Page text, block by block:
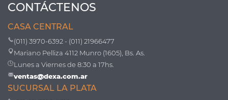
CONTÁCTENOS
CASA CENTRAL
(011) 3970-6392 - (011) 21966477
Mariano Pelliza 4112 Munro (1605), Bs. As.
Lunes a Viernes de 8:30 a 17hs.
ventas@dexa.com.ar
SUCURSAL LA PLATA